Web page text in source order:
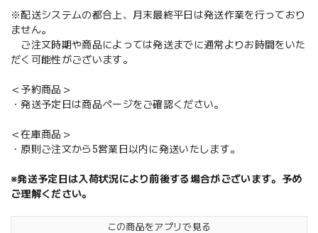
※配送システムの都合上、月末最終平日は発送作業を行っており
ません。
ご注文時期や商品によっては発送までに通常よりお時間をいた
だく可能性がございます。
＜予約商品＞
・発送予定日は商品ページをご確認ください。
＜在庫商品＞
・原則ご注文から5営業日以内に発送いたします。
※発送予定日は入荷状況により前後する場合がございます。予め
ご理解ください。
この商品をアプリで見る